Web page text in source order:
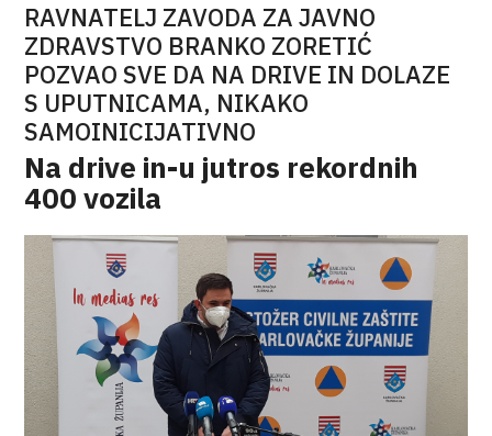
RAVNATELJ ZAVODA ZA JAVNO
ZDRAVSTVO BRANKO ZORETIĆ
POZVAO SVE DA NA DRIVE IN DOLAZE
S UPUTNICAMA, NIKAKO
SAMOINICIJATIVNO
Na drive in-u jutros rekordnih
400 vozila